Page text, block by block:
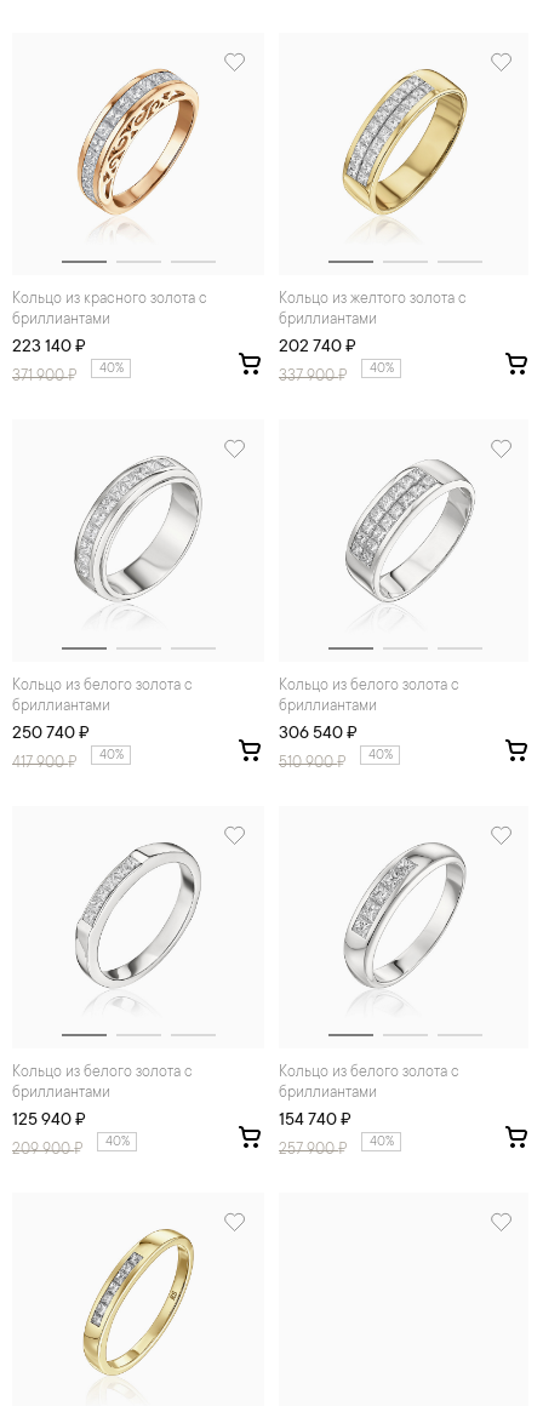
Кольцо из красного золота с
бриллиантами
223 140 ₽
371 900₽ 40%
Кольцо из желтого золота с
бриллиантами
202 740 ₽
337 900₽ 40%
Кольцо из белого золота с
бриллиантами
250 740 ₽
417 900₽ 40%
Кольцо из белого золота с
бриллиантами
306 540 ₽
510 900₽ 40%
Кольцо из белого золота с
бриллиантами
125 940 ₽
209 900₽ 40%
Кольцо из белого золота с
бриллиантами
154 740 ₽
257 900₽ 40%